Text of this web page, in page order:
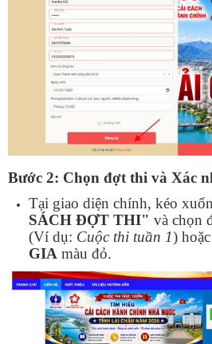
Bước 2: Chọn đợt thi và Xác
Tại giao diện chính, kéo
SÁCH ĐỢT THI" và chọn
(Ví dụ: Cuộc thi tuần 1)
GIA màu đỏ.